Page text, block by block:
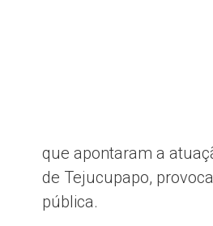
que apontaram a
de Tejucupapo,
pública.